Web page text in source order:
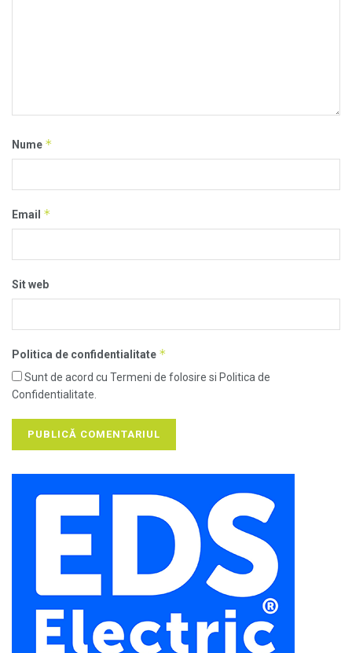
Nume *
Email *
Sit web
Politica de confidentialitate *
Sunt de acord cu Termeni de folosire si Politica de
Confidentialitate.